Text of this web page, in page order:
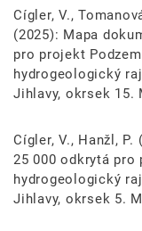
Cígler, V.,
(2025): Mapa
pro projekt
hydrogeologický
Jihlavy, okrsek 15.
Cígler, V., Hanžl,
25 000 odkrytá pro
hydrogeologický
Jihlavy, okrsek 5.